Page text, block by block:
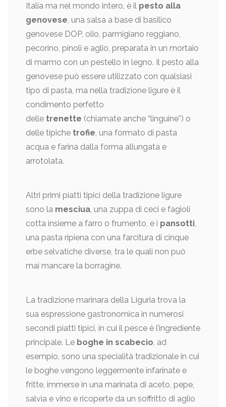
Italia ma nel mondo intero, è il pesto alla
genovese, una salsa a base di basilico
genovese DOP, olio, parmigiano reggiano,
pecorino, pinoli e aglio, preparata in un mortaio
di marmo con un pestello in legno. Il pesto alla
genovese può essere utilizzato con qualsiasi
tipo di pasta, ma nella tradizione ligure è il
condimento perfetto
delle trenette (chiamate anche “linguine”) o
delle tipiche trofie, una formato di pasta
acqua e farina dalla forma allungata e
arrotolata.
Altri primi piatti tipici della tradizione ligure
sono la mesciua, una zuppa di ceci e fagioli
cotta insieme a farro o frumento, e i pansotti,
una pasta ripiena con una farcitura di cinque
erbe selvatiche diverse, tra le quali non può
mai mancare la borragine.
La tradizione marinara della Liguria trova la
sua espressione gastronomica in numerosi
secondi piatti tipici, in cui il pesce è l’ingrediente
principale. Le boghe in scabecio, ad
esempio, sono una specialità tradizionale in cui
le boghe vengono leggermente infarinate e
fritte, immerse in una marinata di aceto, pepe,
salvia e vino e ricoperte da un soffritto di aglio